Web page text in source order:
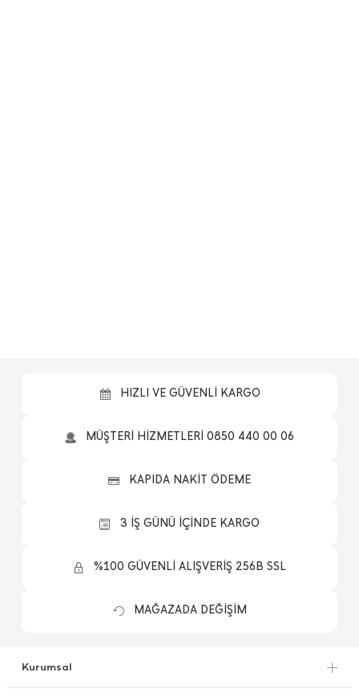
HIZLI VE GÜVENLİ KARGO
MÜŞTERİ HİZMETLERİ 0850 440 00 06
KAPIDA NAKİT ÖDEME
3 İŞ GÜNÜ İÇİNDE KARGO
%100 GÜVENLİ ALIŞVERİŞ 256B SSL
MAĞAZADA DEĞİŞİM
Kurumsal